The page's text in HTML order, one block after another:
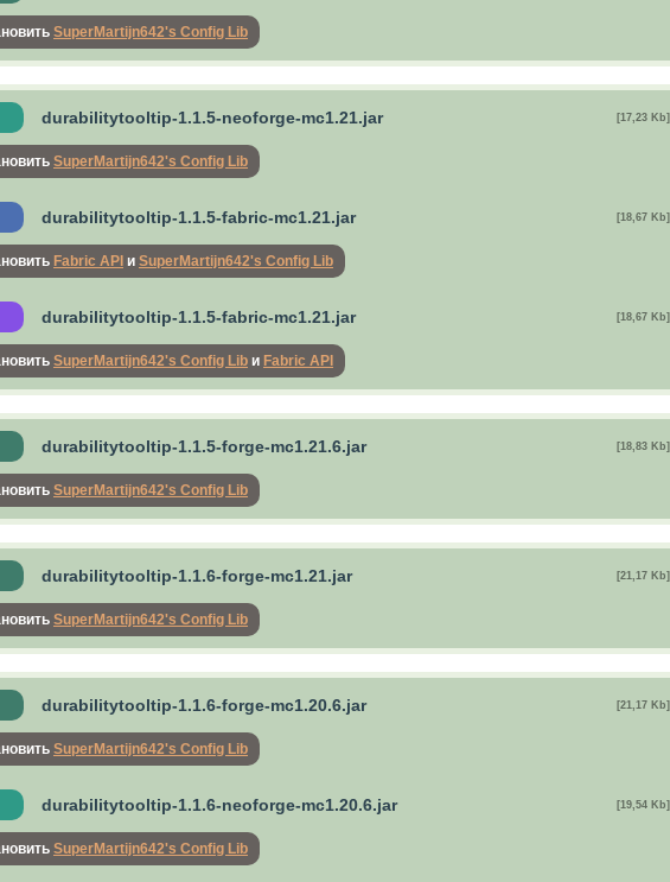
SuperMartijn642's Config Lib
durabilitytooltip-1.1.5-neoforge-mc1.21.jar [17,23 Kb]
SuperMartijn642's Config Lib
durabilitytooltip-1.1.5-fabric-mc1.21.jar [18,67 Kb]
Fabric API и SuperMartijn642's Config Lib
durabilitytooltip-1.1.5-fabric-mc1.21.jar [18,67 Kb]
SuperMartijn642's Config Lib и Fabric API
durabilitytooltip-1.1.5-forge-mc1.21.6.jar [18,83 Kb]
SuperMartijn642's Config Lib
durabilitytooltip-1.1.6-forge-mc1.21.jar [21,17 Kb]
SuperMartijn642's Config Lib
durabilitytooltip-1.1.6-forge-mc1.20.6.jar [21,17 Kb]
SuperMartijn642's Config Lib
durabilitytooltip-1.1.6-neoforge-mc1.20.6.jar [19,54 Kb]
SuperMartijn642's Config Lib